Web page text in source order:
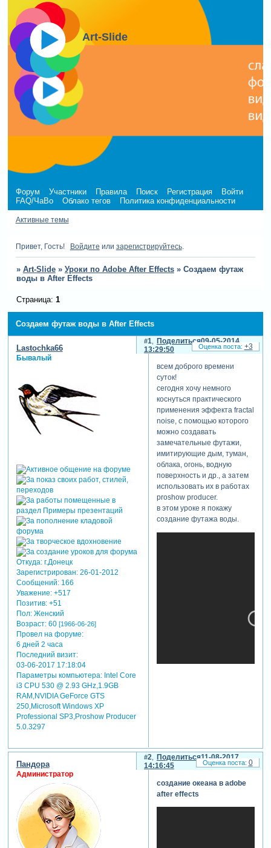
Art-Slide
Форум Участники Правила Поиск Регистрация
Войти
FAQ/ЧаВо
Облако тегов Политика конфиденциальности
Активные темы
Привет, Гость! Войдите или зарегистрируйтесь.
» Art-Slide » Уроки по Adobe After Effects » Создаем футаж
воды в After Effects
Создаем футаж воды в After Effects
Страница: 1
Поделиться
1
09-05-2014
13:29:50
Lastochka66
Бывалый
Откуда:г.Донецк
Зарегистрирован: 26-01-2012
Сообщений:166
Уважение: +517
Позитив: +51
Пол:Женский
Возраст:60 [1966-06-26]
Провел на форуме:
6 дней 2 часа
Последний визит:
03-06-2017 17:18:04
Параметры компьютера:Intel Core
i3 CPU 530 @ 2.93 GHz,1.9GB
RAM,NVIDIA GeForce GTS
250,Microsoft Windows XP
Professional SP3,Proshow Producer
5.0.3297
всем доброго времени
суток!
сегодня хочу немного
коснуться практического
применения эффекта fractal
noise, с помощью которого
можно создавать
замечательные футажи,
имитирующие дым, туман,
облака, огонь, водную
поверхность и др., а затем
использовать их в работах
proshow producer.
в этом уроке я покажу
создание футажа воды.
***
+3
Поделиться
2
11-08-2017
14:16:45
Пандора
Администратор
создание океана в adobe
after effects
0